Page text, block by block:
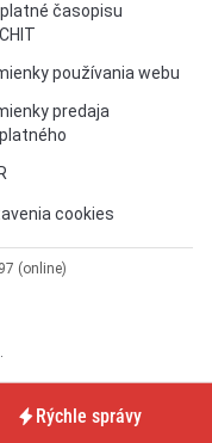
časopisu
používania webu
predaja
cookies
(online)
.
Rýchle správy